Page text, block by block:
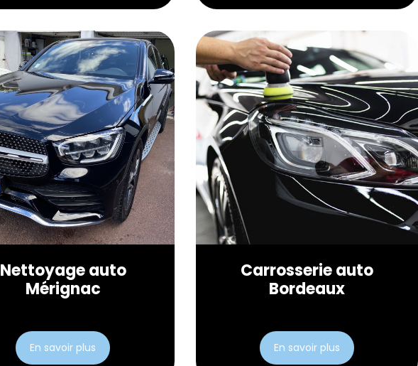
Nettoyage auto
Mérignac
En savoir plus
Carrosserie auto
Bordeaux
En savoir plus